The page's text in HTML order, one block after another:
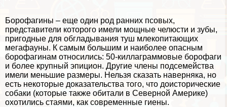
Борофагины – еще один род ранних псовых,
представители которого имели мощные челюсти и зубы,
пригодные для обгладывания туш млекопитающих
мегафауны. К самым большим и наиболее опасным
борофагинам относились: 50-киллаграммовые борофаги
и более крупный эпицион. Другие члeны подсемейства
имели меньшие размеры. Нельзя сказать наверняка, но
есть некоторые доказательства того, что доисторические
собаки (которые также обитали в Северной Америке)
охотились стаями, как современные гиены.